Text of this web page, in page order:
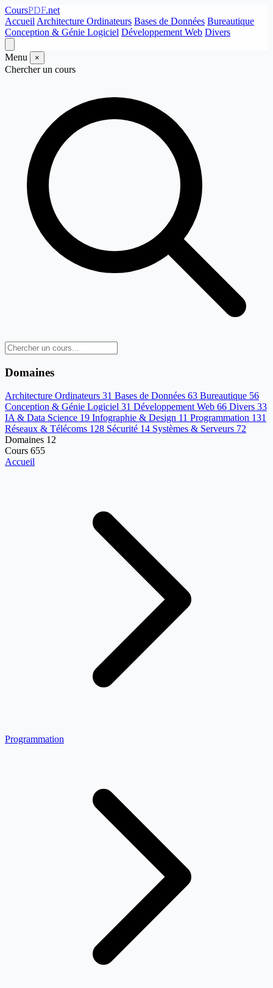
CoursPDF.net
Accueil Architecture Ordinateurs Bases de Données Bureautique
Conception & Génie Logiciel Développement Web Divers
Menu ×
Chercher un cours
Domaines
Architecture Ordinateurs 31 Bases de Données 63 Bureautique 56
Conception & Génie Logiciel 31 Développement Web 66 Divers 33
IA & Data Science 19 Infographie & Design 11 Programmation 131
Réseaux & Télécoms 128 Sécurité 14 Systèmes & Serveurs 72
Domaines 12
Cours 655
Accueil
Programmation